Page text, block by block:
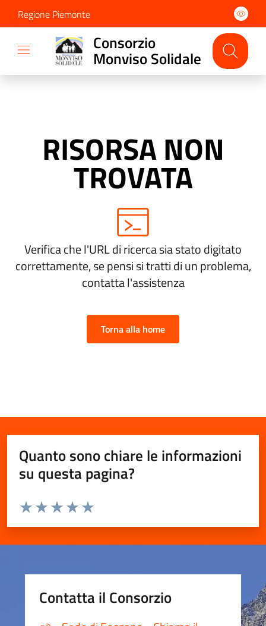
Regione Piemonte
Consorzio
Monviso Solidale
RISORSA NON
TROVATA
Verifica che l'URL di ricerca sia stato digitato
correttamente, se pensi si tratti di un problema,
contatta l'assistenza
Torna alla home
Quanto sono chiare le informazioni
su questa pagina?
Valuta da 1 a 5 stelle la pagina
Valuta 5 stelle su 5
Valuta 4 stelle su 5
Valuta 3 stelle su 5
Valuta 2 stelle su 5
Valuta 1 stelle su 5
Contatta il Consorzio